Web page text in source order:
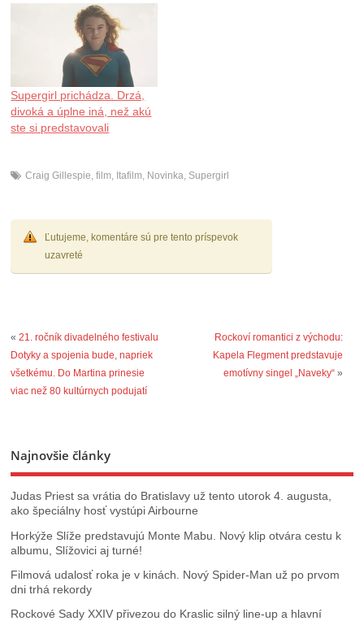
Supergirl prichádza. Drzá,
divoká a úplne iná, než akú
ste si predstavovali
Craig Gillespie,film, Itafilm, Novinka, Supergirl
Ľutujeme, komentáre sú pre tento príspevok
uzavreté
«21. ročník divadelného festivalu
Dotyky a spojenia bude, napriek
všetkému. Do Martina prinesie
viac než 80 kultúrnych podujatí
Rockoví romantici z východu:
Kapela Flegment predstavuje
emotívny singel „Naveky“»
Najnovšie články
Judas Priest sa vrátia do Bratislavy už tento utorok 4. augusta,
ako špeciálny hosť vystúpi Airbourne
Horkýže Slíže predstavujú Monte Mabu. Nový klip otvára cestu k
albumu, Slížovici aj turné!
Filmová udalosť roka je v kinách. Nový Spider-Man už po prvom
dni trhá rekordy
Rockové Sady XXIV přivezou do Kraslic silný line‑up a hlavní